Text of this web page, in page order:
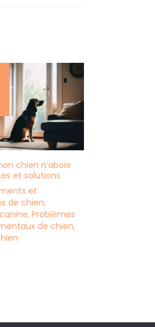
chien n’aboie
et solutions
et
de chien,
, Problèmes
de chien,